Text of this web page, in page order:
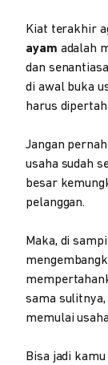
Kiat terakhir
ayam adalah
dan
di awal buka
harus
Jangan
usaha sudah
besar
pelanggan.
Maka, di
sama sulitnya,
memulai
Bisa jadi